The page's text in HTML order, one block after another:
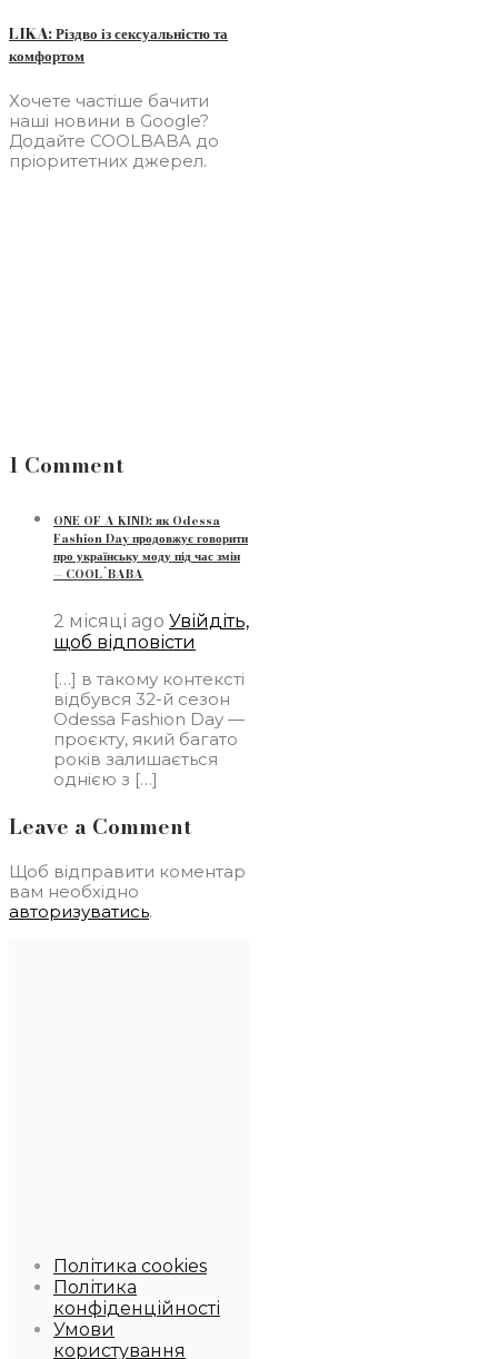
LIKA: Різдво із сексуальністю та
комфортом
Хочете частіше бачити
наші новини в Google?
Додайте COOLBABA до
пріоритетних джерел.
1 Comment
ONE OF A KIND: як Odessa
Fashion Day продовжує говорити
про українську моду під час змін
— COOL`BABA
2 місяці ago Увійдіть,
щоб відповісти
[…] в такому контексті
відбувся 32-й сезон
Odessa Fashion Day —
проєкту, який багато
років залишається
однією з […]
Leave a Comment
Щоб відправити коментар
вам необхідно
авторизуватись.
Політика cookies
Політика
конфіденційності
Умови
користування